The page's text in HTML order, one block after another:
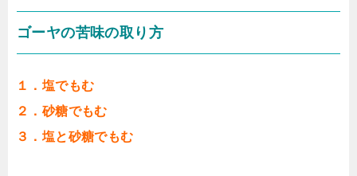
ゴーヤの苦味の取り方
１．塩でもむ
２．砂糖でもむ
３．塩と砂糖でもむ